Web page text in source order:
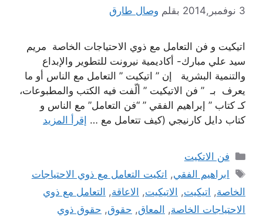
3 نوفمبر,2014 بقلم وصال طارق
اتيكيت و فن التعامل مع ذوي الاحتياجات الخاصة مريم
سيد علي مبارك- أكاديمية نيرونت للتطوير والإبداع
والتنمية البشرية إن ” اتيكيت ” التعامل مع الناس أو ما
يعرف بـ ” فن الاتيكيت ” ألّفت فيه الكتب والمطبوعات،
كـ كتاب ” إبراهيم الفقي ” “فن التعامل” مع الناس و
كتاب دايل كارنيجي (كيف تتعامل مع … إقرأ المزيد
التصنيفات
فن الاتكيت
الوسوم
ابراهيم الفقي, اتكيت التعامل مع ذوي الاحتياجات
الخاصة, اتيكيت, الاتيكيت, الاعاقة, التعامل مع ذوي
الاحتياجات الخاصة, المعاق, حقوق, حقوق ذوي